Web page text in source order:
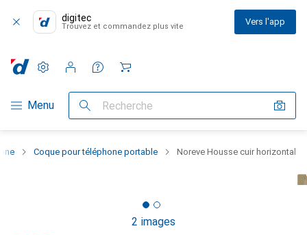
digitec
Trouvez et commandez plus vite Vers l'app
Navigation par catégorie
Menu Recherche
Paramètres
Compte client
Listes de comparaison
Listes d'envies
Panier
Coque pour téléphone portable Noreve Housse cuir horizontal
2 images